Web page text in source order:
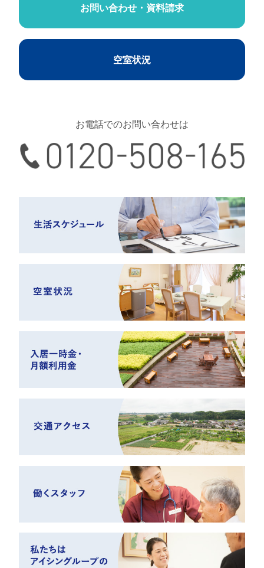
お問い合わせ・資料請求
空室状況
お電話でのお問い合わせは
0120-508-165